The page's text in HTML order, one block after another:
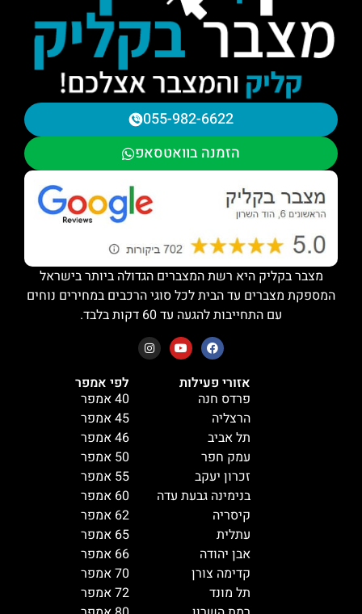
לפי אמפר
40 אמפר
45 אמפר
46 אמפר
50 אמפר
55 אמפר
60 אמפר
62 אמפר
65 אמפר
66 אמפר
70 אמפר
72 אמפר
אזורי פעילות
פרדס חנה
הרצליה
תל אביב
עמק חפר
זכרון יעקב
בנימינה גבעת עדה
קיסריה
עתלית
אבן יהודה
קדימה צורן
תל מונד
055-982-6622
הזמנה בוואטסאפ
מצבר בקליק היא רשת המצברים הגדולה ביותר בישראל
המספקת מצברים עד הבית לכל סוגי הרכבים במחירים נוחים
עם התחייבות להגעה עד 60 דקות בלבד.